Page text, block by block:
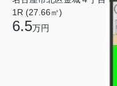
1R (27.66㎡)
6.5万円